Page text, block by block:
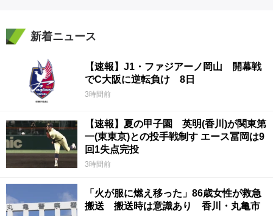
新着ニュース
【速報】J1・ファジアーノ岡山 開幕戦
でC大阪に逆転負け 8日
3時間前
【速報】夏の甲子園 英明(香川)が関東第
一(東東京)との投手戦制す エース冨岡は9
回1失点完投
3時間前
「火が服に燃え移った」86歳女性が救急
搬送 搬送時は意識あり 香川・丸亀市